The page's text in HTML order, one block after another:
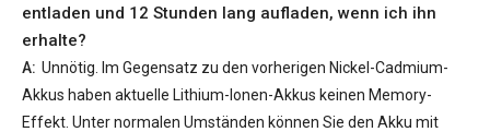
entladen und 12 Stunden lang aufladen, wenn ich ihn
erhalte?
A: Unnötig. Im Gegensatz zu den vorherigen Nickel-Cadmium-
Akkus haben aktuelle Lithium-Ionen-Akkus keinen Memory-
Effekt. Unter normalen Umständen können Sie den Akku mit